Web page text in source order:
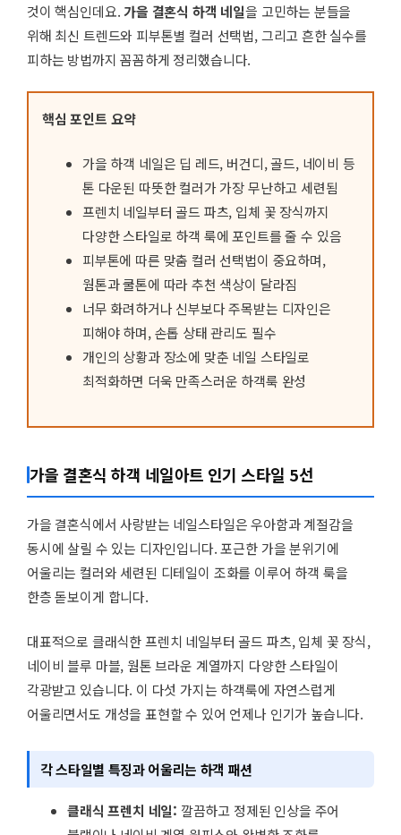
것이 핵심인데요.가을 결혼식 하객 네일을 고민하는 분들을
위해 최신 트렌드와 피부톤별 컬러 선택법, 그리고 흔한 실수를
피하는 방법까지 꼼꼼하게 정리했습니다.
핵심 포인트 요약
가을 하객 네일은 딥 레드, 버건디, 골드, 네이비 등
톤 다운된 따뜻한 컬러가 가장 무난하고 세련됨
프렌치 네일부터 골드 파츠, 입체 꽃 장식까지
다양한 스타일로 하객 룩에 포인트를 줄 수 있음
피부톤에 따른 맞춤 컬러 선택법이 중요하며,
웜톤과 쿨톤에 따라 추천 색상이 달라짐
너무 화려하거나 신부보다 주목받는 디자인은
피해야 하며, 손톱 상태 관리도 필수
개인의 상황과 장소에 맞춘 네일 스타일로
최적화하면 더욱 만족스러운 하객룩 완성
가을 결혼식 하객 네일아트 인기 스타일 5선
가을 결혼식에서 사랑받는 네일스타일은 우아함과 계절감을
동시에 살릴 수 있는 디자인입니다. 포근한 가을 분위기에
어울리는 컬러와 세련된 디테일이 조화를 이루어 하객 룩을
한층 돋보이게 합니다.
대표적으로 클래식한 프렌치 네일부터 골드 파츠, 입체 꽃 장식,
네이비 블루 마블, 웜톤 브라운 계열까지 다양한 스타일이
각광받고 있습니다. 이 다섯 가지는 하객룩에 자연스럽게
어울리면서도 개성을 표현할 수 있어 언제나 인기가 높습니다.
각 스타일별 특징과 어울리는 하객 패션
클래식 프렌치 네일: 깔끔하고 정제된 인상을 주어